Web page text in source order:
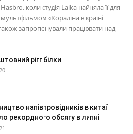
коли студія Laika найняла її для
«Кораліна в країні
запропонували працювати над
рігг білки
напівпровідників в китаї
рекордного обсягу в липні